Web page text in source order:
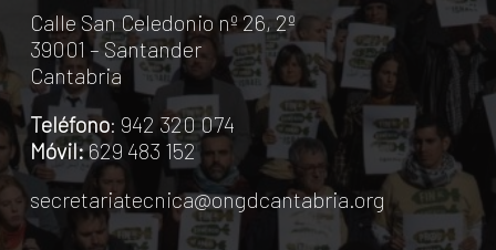
Calle San Celedonio nº 26, 2º
39001 – Santander
Cantabria
Teléfono: 942 320 074
Móvil:629 483 152
secretariatecnica@ongdcantabria.org